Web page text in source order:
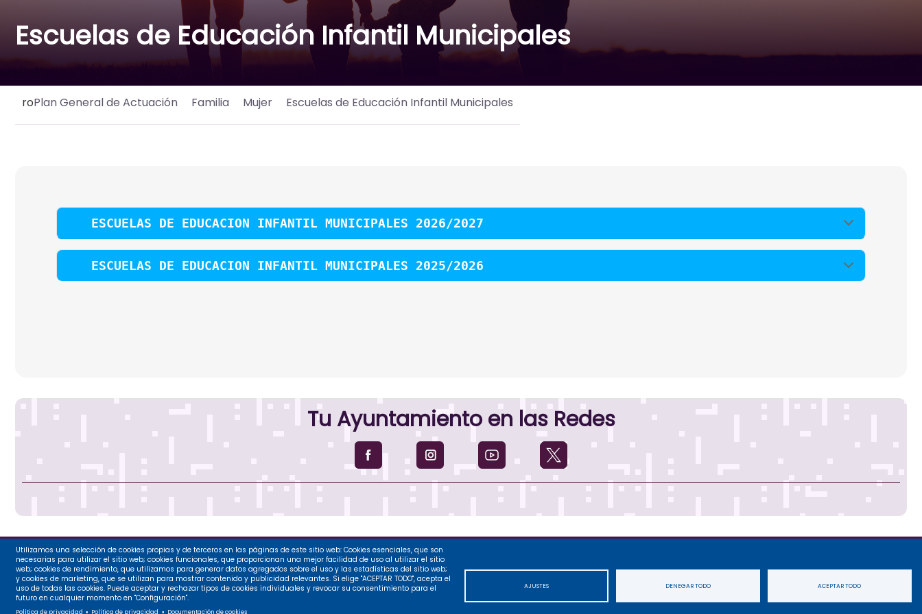
Escuelas de Educación Infantil Municipales
roPlan General de Actuación Familia Mujer Escuelas de Educación Infantil Municipales
ESCUELAS DE EDUCACION INFANTIL MUNICIPALES 2026/2027
ESCUELAS DE EDUCACION INFANTIL MUNICIPALES 2025/2026
Tu Ayuntamiento en las Redes
Ayuntamiento de Palencia, 2026
Plaza Mayor 1, Palencia, España
Contacto
web
Utilizamos una selección de cookies propias y de terceros en las páginas de este sitio web: Cookies esenciales, que son
necesarias para utilizar el sitio web; cookies funcionales, que proporcionan una mejor facilidad de uso al utilizar el sitio
web; cookies de rendimiento, que utilizamos para generar datos agregados sobre el uso y las estadísticas del sitio web;
y cookies de marketing, que se utilizan para mostrar contenido y publicidad relevantes. Si elige "ACEPTAR TODO", acepta el
uso de todas las cookies. Puede aceptar y rechazar tipos de cookies individuales y revocar su consentimiento para el
futuro en cualquier momento en "Configuración".
Política de privacidad Política de privacidad Documentación de cookies
AJUSTES DENEGAR TODO ACEPTAR TODO